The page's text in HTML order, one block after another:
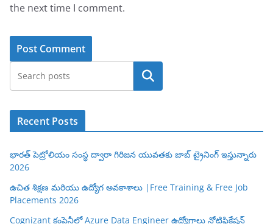
the next time I comment.
Search
Recent Posts
భారత్ పెట్రోలియం సంస్థ ద్వారా గిరిజన యువతకు జాబ్ ట్రైనింగ్ ఇస్తున్నారు
2026
ఉచిత శిక్షణ మరియు ఉద్యోగ అవకాశాలు |Free Training & Free Job
Placements 2026
Cognizant కంపెనీలో Azure Data Engineer ఉద్యోగాలు నోటిఫికేషన్